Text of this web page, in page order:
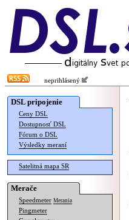
neprihlásený
DSL pripojenie
Ceny DSL
Dostupnosť DSL
Fórum o DSL
Výsledky meraní
Satelitná mapa SR
Merače
Speedmeter Merania
Pingmeter